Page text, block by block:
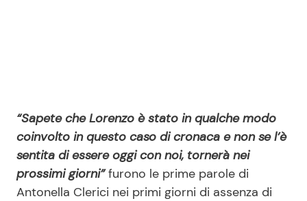
“Sapete che Lorenzo è stato in qualche modo
coinvolto in questo caso di cronaca e non se l’è
sentita di essere oggi con noi, tornerà nei
prossimi giorni”furono le prime parole di
Antonella Clerici nei primi giorni di assenza di